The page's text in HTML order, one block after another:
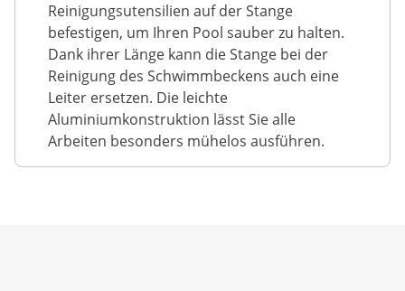
Reinigungsutensilien auf der Stange
befestigen, um Ihren Pool sauber zu halten.
Dank ihrer Länge kann die Stange bei der
Reinigung des Schwimmbeckens auch eine
Leiter ersetzen. Die leichte
Aluminiumkonstruktion lässt Sie alle
Arbeiten besonders mühelos ausführen.